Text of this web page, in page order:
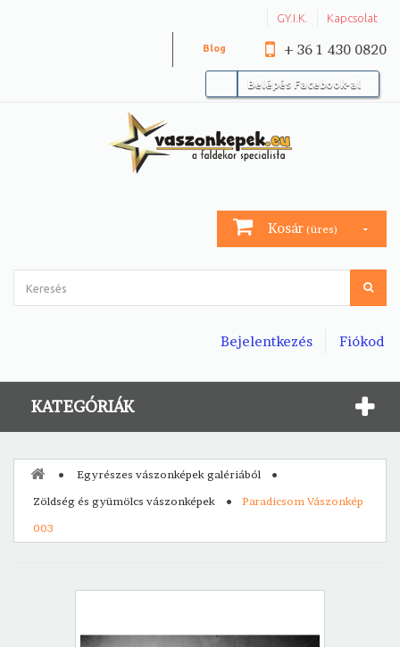
GY.I.K. Kapcsolat
+ 36 1 430 0820
Blog
Belépés Facebook-al
Kosár (üres)
Fiókod
Bejelentkezés
KATEGÓRIÁK
Egyrészes vászonképek galériából
Zöldség és gyümölcs vászonképek
Paradicsom Vászonkép
003